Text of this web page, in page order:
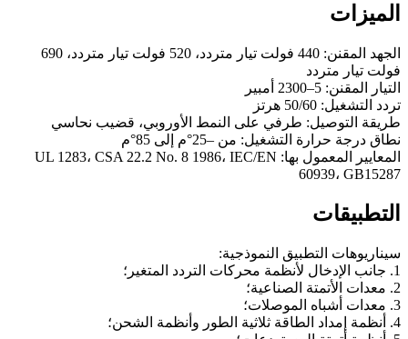
الميزات
الجهد المقنن: 440 فولت تيار متردد، 520 فولت تيار متردد، 690
فولت تيار متردد
التيار المقنن: 5–2300 أمبير
تردد التشغيل: 50/60 هرتز
طريقة التوصيل: طرفي على النمط الأوروبي، قضيب نحاسي
نطاق درجة حرارة التشغيل: من –25°م إلى 85°م
المعايير المعمول بها: UL 1283، CSA 22.2 No. 8 1986، IEC/EN
60939، GB15287
التطبيقات
سيناريوهات التطبيق النموذجية:
1. جانب الإدخال لأنظمة محركات التردد المتغير؛
2. معدات الأتمتة الصناعية؛
3. معدات أشباه الموصلات؛
4. أنظمة إمداد الطاقة ثلاثية الطور وأنظمة الشحن؛